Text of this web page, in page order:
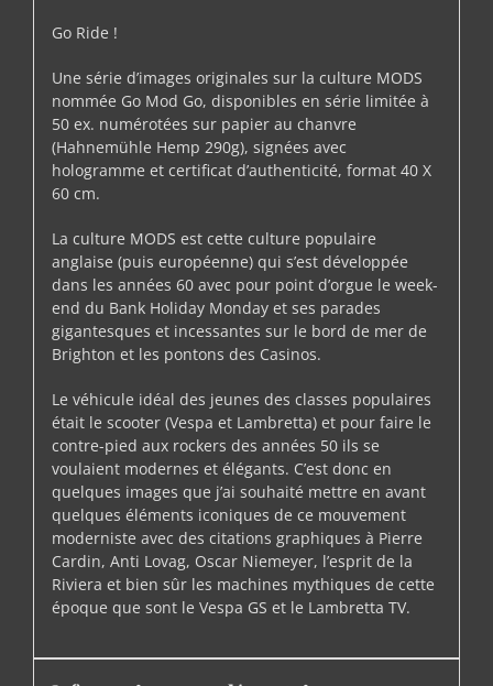
Go Ride !
Une série d’images originales sur la culture MODS
nommée Go Mod Go, disponibles en série limitée à
50 ex. numérotées sur papier au chanvre
(Hahnemühle Hemp 290g), signées avec
hologramme et certificat d’authenticité, format 40 X
60 cm.
La culture MODS est cette culture populaire
anglaise (puis européenne) qui s’est développée
dans les années 60 avec pour point d’orgue le week-
end du Bank Holiday Monday et ses parades
gigantesques et incessantes sur le bord de mer de
Brighton et les pontons des Casinos.
Le véhicule idéal des jeunes des classes populaires
était le scooter (Vespa et Lambretta) et pour faire le
contre-pied aux rockers des années 50 ils se
voulaient modernes et élégants. C’est donc en
quelques images que j’ai souhaité mettre en avant
quelques éléments iconiques de ce mouvement
moderniste avec des citations graphiques à Pierre
Cardin, Anti Lovag, Oscar Niemeyer, l’esprit de la
Riviera et bien sûr les machines mythiques de cette
époque que sont le Vespa GS et le Lambretta TV.